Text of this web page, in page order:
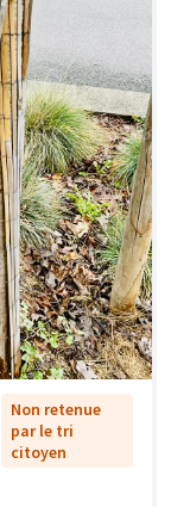
Non retenue
par le tri
citoyen